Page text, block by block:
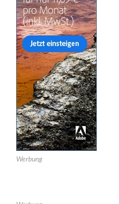
Werbung